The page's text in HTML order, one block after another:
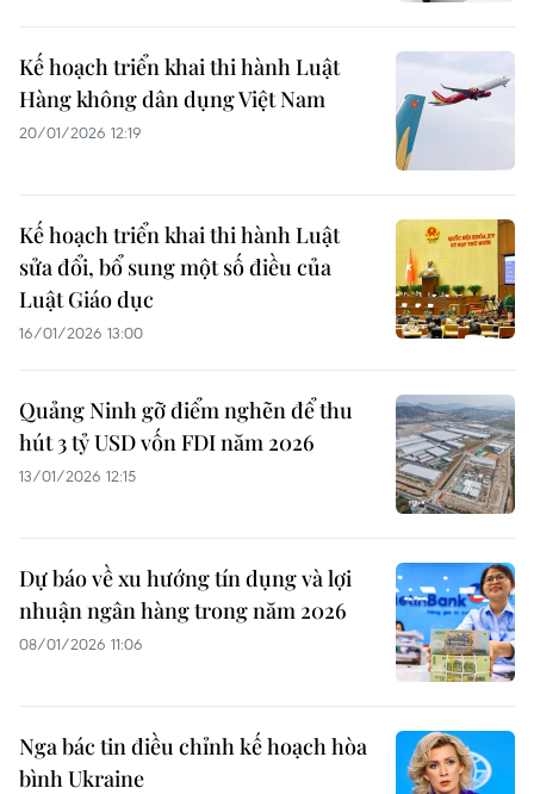
Kế hoạch triển khai thi hành Luật
Hàng không dân dụng Việt Nam
20/01/2026 12:19
Kế hoạch triển khai thi hành Luật
sửa đổi, bổ sung một số điều của
Luật Giáo dục
16/01/2026 13:00
Quảng Ninh gỡ điểm nghẽn để thu
hút 3 tỷ USD vốn FDI năm 2026
13/01/2026 12:15
Dự báo về xu hướng tín dụng và lợi
nhuận ngân hàng trong năm 2026
08/01/2026 11:06
Nga bác tin điều chỉnh kế hoạch hòa
bình Ukraine